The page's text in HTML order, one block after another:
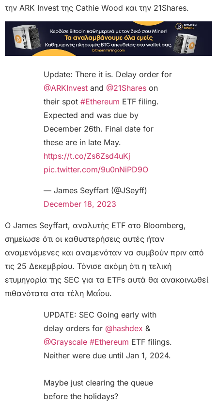
την ARK Invest της Cathie Wood και την 21Shares.
Update: There it is. Delay order for
@ARKInvest and @21Shares on
their spot #Ethereum ETF filing.
Expected and was due by
December 26th. Final date for
these are in late May.
https://t.co/Zs6Zsd4uKj
pic.twitter.com/9u0nNiPD9O
— James Seyffart (@JSeyff)
December 18, 2023
Ο James Seyffart, αναλυτής ETF στο Bloomberg,
σημείωσε ότι οι καθυστερήσεις αυτές ήταν
αναμενόμενες και αναμενόταν να συμβούν πριν από
τις 25 Δεκεμβρίου. Τόνισε ακόμη ότι η τελική
ετυμηγορία της SEC για τα ETFs αυτά θα ανακοινωθεί
πιθανότατα στα τέλη Μαΐου.
UPDATE: SEC Going early with
delay orders for @hashdex &
@Grayscale #Ethereum ETF filings.
Neither were due until Jan 1, 2024.
Maybe just clearing the queue
before the holidays?